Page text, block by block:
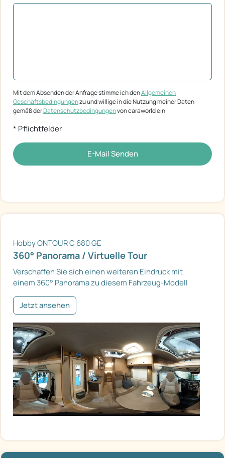
Mit dem Absenden der Anfrage stimme ich denAllgemeinen
Geschäftsbedingungenzu und willige in die Nutzung meiner Daten
gemäß derDatenschutzbedingungenvon caraworld ein
* Pflichtfelder
E-Mail Senden
Hobby ONTOUR C 680 GE
360° Panorama / Virtuelle Tour
Verschaffen Sie sich einen weiteren Eindruck mit
einem 360° Panorama zu diesem Fahrzeug-Modell
Jetzt ansehen